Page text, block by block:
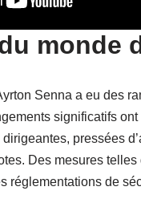
monde
Senna a eu des
significatifs
pressées
Des mesures
réglementations de